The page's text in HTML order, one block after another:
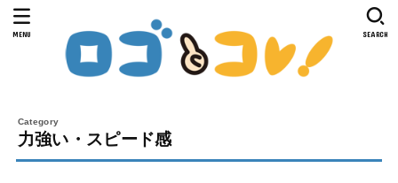
SEARCH
MENU
力強い・スピード感